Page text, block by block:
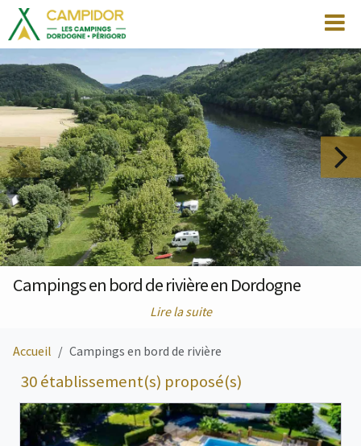
Campings en bord de rivière en Dordogne
Lire la suite
Accueil Campings en bord de rivière
30 établissement(s) proposé(s)